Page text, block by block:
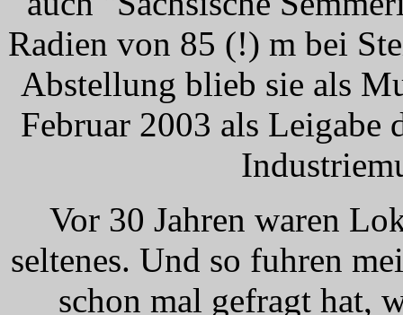
Radien von 85 (!) m bei
Abstellung blieb sie als
Februar 2003 als Leigabe
Vor 30 Jahren waren
seltenes. Und so fuhren
schon mal gefragt hat,